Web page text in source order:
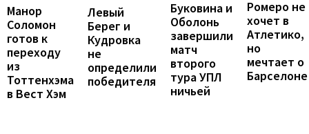
Манор
Соломон
готов к
переходу
из
Тоттенхэма
в Вест Хэм
Левый
Берег и
Кудровка
не
определили
победителя
Буковина и
Оболонь
завершили
матч
второго
тура УПЛ
ничьей
Ромеро не
хочет в
Атлетико,
но
мечтает о
Барселоне